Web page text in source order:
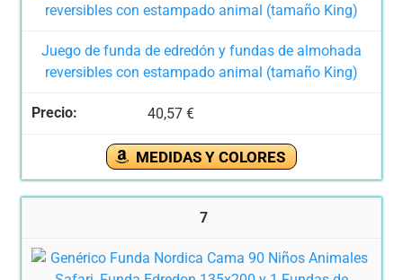
Juego de funda de edredón y fundas de almohada
reversibles con estampado animal (tamaño King)
40,57 €
MEDIDAS Y COLORES
7